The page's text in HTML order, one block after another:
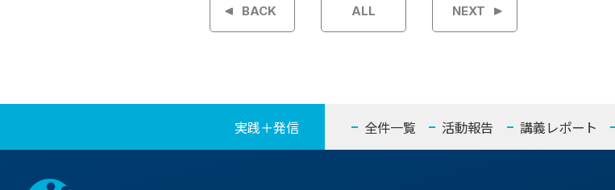
ゲ
ー
BACK ALL NEXT
実践＋発信 全件一覧 活動報告 講義レポート